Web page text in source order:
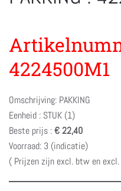
4224500M1
Omschrijving: PAKKING
Eenheid : STUK (1)
Beste prijs :€ 22,40
Voorraad: 3 (indicatie)
( Prijzen zijn excl. btw en